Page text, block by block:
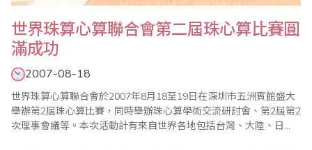
世界珠算心算聯合會第二屆珠心算比賽圓
滿成功
2007-08-18
世界珠算心算聯合會於2007年8月18至19日在深圳市五洲賓館盛大
舉辦第2屆珠心算比賽，同時舉辦珠心算學術交流研討會、第2屆第2
次理事會議等。本次活動計有來自世界各地包括台灣、大陸、日